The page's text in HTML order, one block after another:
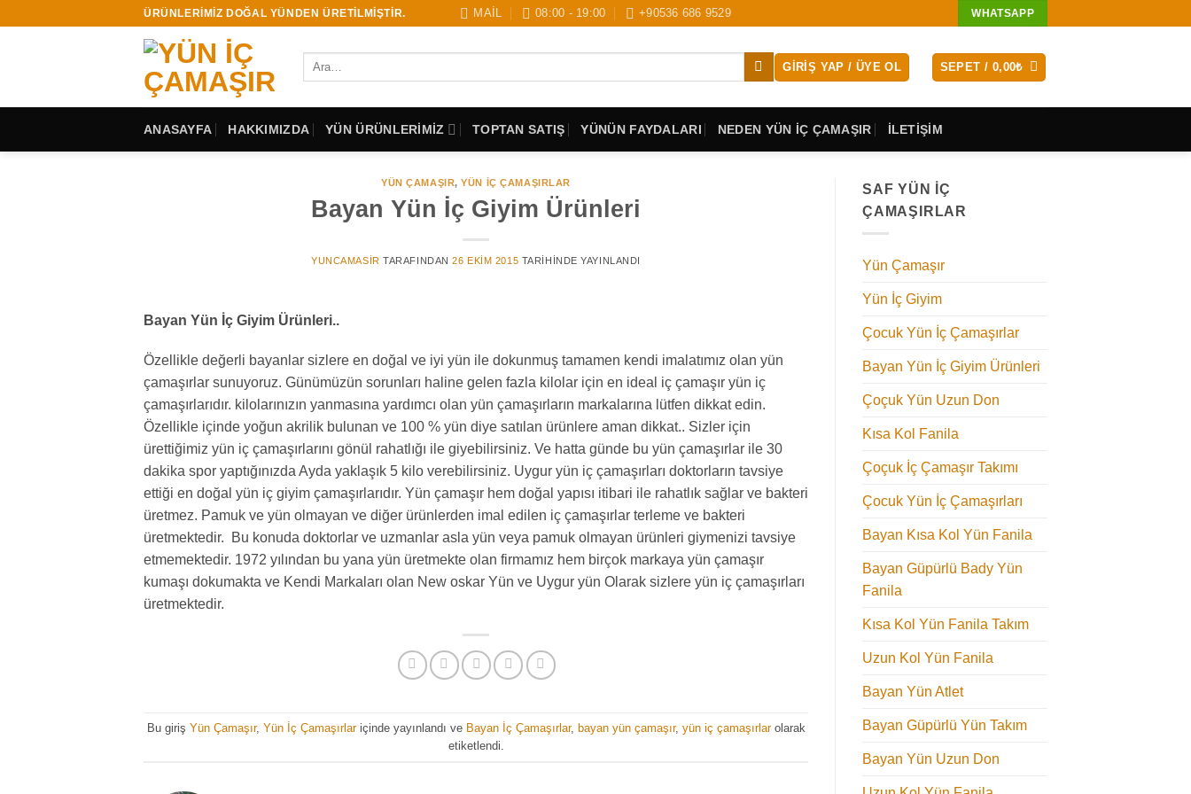
ÜRÜNLERİMİZ DOĞAL YÜNDEN ÜRETİLMİŞTİR. MAİL 08:00 - 19:00 +90536 686 9529 WHATSAPP
Ara:
GIRIŞ YAP / ÜYE OL SEPET / 0,00₺
ANASAYFA HAKKIMIZDA YÜN ÜRÜNLERİMİZ TOPTAN SATIŞ YÜNÜN FAYDALARI NEDEN YÜN İÇ ÇAMAŞIR İLETİŞİM
YÜN ÇAMAŞIR,YÜN İÇ ÇAMAŞIRLAR
Bayan Yün İç Giyim Ürünleri
YUNCAMASIR TARAFINDAN 26 EKIM 2015 TARIHINDE YAYINLANDI
Bayan Yün İç Giyim Ürünleri..
Özellikle değerli bayanlar sizlere en doğal ve iyi yün ile dokunmuş tamamen kendi imalatımız olan yün
çamaşırlar sunuyoruz. Günümüzün sorunları haline gelen fazla kilolar için en ideal iç çamaşır yün iç
çamaşırlarıdır. kilolarınızın yanmasına yardımcı olan yün çamaşırların markalarına lütfen dikkat edin.
Özellikle içinde yoğun akrilik bulunan ve 100 % yün diye satılan ürünlere aman dikkat.. Sizler için
ürettiğimiz yün iç çamaşırlarını gönül rahatlığı ile giyebilirsiniz. Ve hatta günde bu yün çamaşırlar ile 30
dakika spor yaptığınızda Ayda yaklaşık 5 kilo verebilirsiniz. Uygur yün iç çamaşırları doktorların tavsiye
ettiği en doğal yün iç giyim çamaşırlarıdır. Yün çamaşır hem doğal yapısı itibari ile rahatlık sağlar ve bakteri
üretmez. Pamuk ve yün olmayan ve diğer ürünlerden imal edilen iç çamaşırlar terleme ve bakteri
üretmektedir. Bu konuda doktorlar ve uzmanlar asla yün veya pamuk olmayan ürünleri giymenizi tavsiye
etmemektedir. 1972 yılından bu yana yün üretmekte olan firmamız hem birçok markaya yün çamaşır
kumaşı dokumakta ve Kendi Markaları olan New oskar Yün ve Uygur yün Olarak sizlere yün iç çamaşırları
üretmektedir.
Bu giriş Yün Çamaşır, Yün İç Çamaşırlariçinde yayınlandı ve Bayan İç Çamaşırlar, bayan yün çamaşır, yün iç çamaşırlarolarak
etiketlendi.
SAF YÜN İÇ
ÇAMAŞIRLAR
Yün Çamaşır
Yün İç Giyim
Çocuk Yün İç Çamaşırlar
Bayan Yün İç Giyim Ürünleri
Çoçuk Yün Uzun Don
Kısa Kol Fanila
Çoçuk İç Çamaşır Takımı
Çocuk Yün İç Çamaşırları
Bayan Kısa Kol Yün Fanila
Bayan Güpürlü Bady Yün
Fanila
Kısa Kol Yün Fanila Takım
Uzun Kol Yün Fanila
Bayan Yün Atlet
Bayan Güpürlü Yün Takım
Bayan Yün Uzun Don